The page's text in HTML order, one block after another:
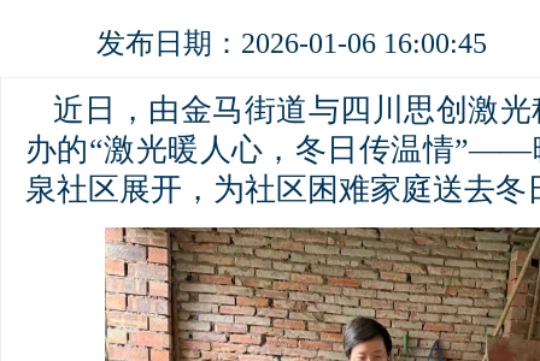
发布日期：2026-01-06 16:00:45
近日，由金马街道与四川思创激
办的“激光暖人心，冬日传温情”——
泉社区展开，为社区困难家庭送去冬